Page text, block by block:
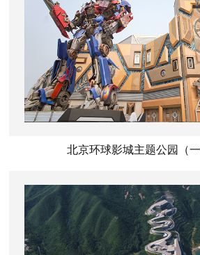
北京环球影城主题公园（